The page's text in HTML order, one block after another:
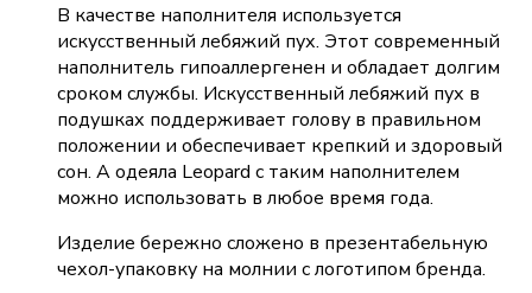
В качестве наполнителя используется
искусственный лебяжий пух. Этот современный
наполнитель гипоаллергенен и обладает долгим
сроком службы. Искусственный лебяжий пух в
подушках поддерживает голову в правильном
положении и обеспечивает крепкий и здоровый
сон. А одеяла Leopard с таким наполнителем
можно использовать в любое время года.
Изделие бережно сложено в презентабельную
чехол-упаковку на молнии с логотипом бренда.